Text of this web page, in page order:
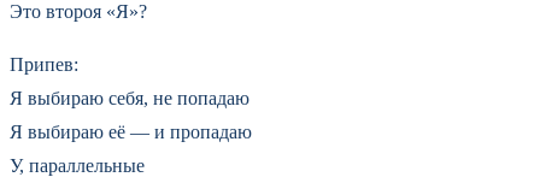
Это второя «Я»?
Припев:
Я выбираю себя, не попадаю
Я выбираю её — и пропадаю
У, параллельные